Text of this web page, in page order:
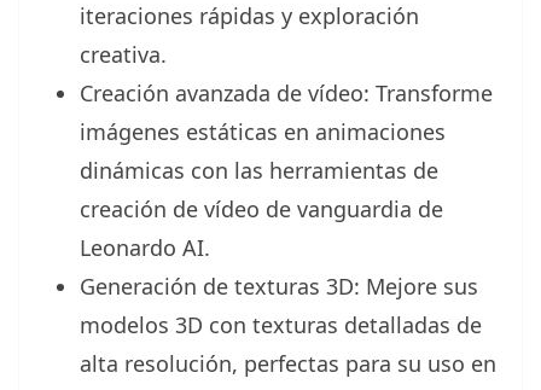
iteraciones rápidas y exploración
creativa.
Creación avanzada de vídeo: Transforme
imágenes estáticas en animaciones
dinámicas con las herramientas de
creación de vídeo de vanguardia de
Leonardo AI.
Generación de texturas 3D: Mejore sus
modelos 3D con texturas detalladas de
alta resolución, perfectas para su uso en